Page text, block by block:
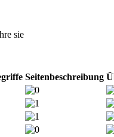
sie
Seitenbeschreibung